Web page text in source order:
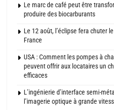
Le marc de café peut être
produire des biocarburants
Le 12 août, l’éclipse fera chuter
France
USA : Comment les pompes à
peuvent offrir aux locataires un
efficaces
L’ingénierie d’interface semi-
l’imagerie optique à grande